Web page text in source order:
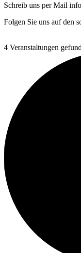
Schreib uns per Mail
Folgen Sie uns auf den
4 Veranstaltungen